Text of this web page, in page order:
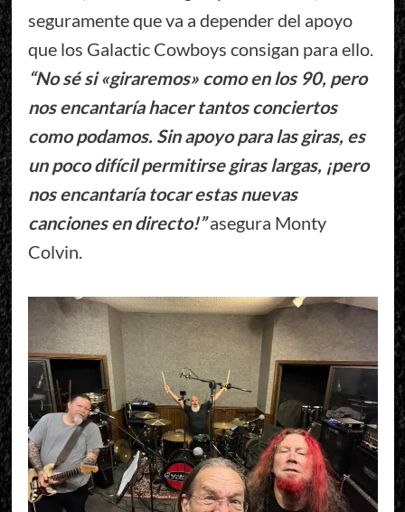
seguramente que va a depender del apoyo
que los Galactic Cowboys consigan para ello.
“No sé si «giraremos» como en los 90, pero
nos encantaría hacer tantos conciertos
como podamos. Sin apoyo para las giras, es
un poco difícil permitirse giras largas, ¡pero
nos encantaría tocar estas nuevas
canciones en directo!”asegura Monty
Colvin.